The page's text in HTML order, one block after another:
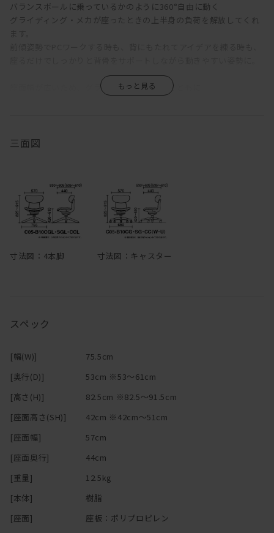
バランスボールに乗っているかのように360°自由に動く
グライディング・メカが座ったときの上半身の負荷を解放してくれ
座面幅が広いため、グライディングの動きとともに
イント。
4本脚がさらにワーキングチェアらしさを無くしてくれます。
もちろんキャスタータイプのご用意も。
キャスターはカーペット用とフローリング用がございます。
三面図
寸法図：4本脚 寸法図：キャスター
スペック
[幅(W)]
75.5cm
[奥行(D)]
53cm ※53～61cm
[高さ(H)]
82.5cm ※82.5～91.5cm
[座面高さ(SH)]
42cm ※42cm～51cm
[座面幅]
57cm
[座面奥行]
44cm
[重量]
12.5kg
[本体]
樹脂
[座面]
座板：ポリプロピレン